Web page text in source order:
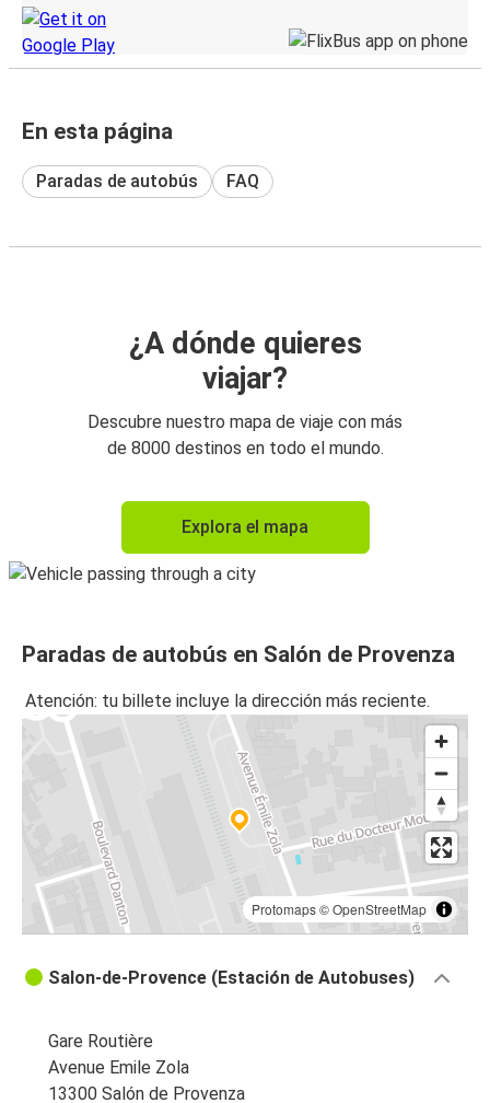
En esta página
Paradas de autobús FAQ
¿A dónde quieres
viajar?
Descubre nuestro mapa de viaje con más
de 8000 destinos en todo el mundo.
Explora el mapa
Paradas de autobús en Salón de Provenza
Atención: tu billete incluye la dirección más reciente.
Protomaps©OpenStreetMap
Salon-de-Provence (Estación de Autobuses)
Gare Routière
Avenue Emile Zola
13300 Salón de Provenza